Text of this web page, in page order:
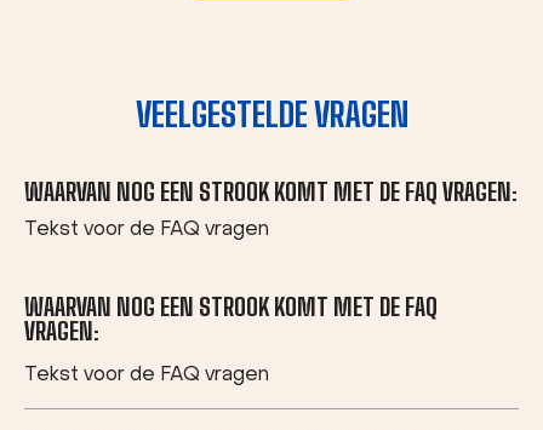
VEELGESTELDE VRAGEN
WAARVAN NOG EEN STROOK KOMT MET DE FAQ VRAGEN:
Tekst voor de FAQ vragen
WAARVAN NOG EEN STROOK KOMT MET DE FAQ
VRAGEN:
Tekst voor de FAQ vragen